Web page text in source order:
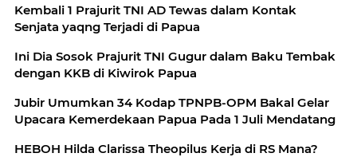
Kembali 1 Prajurit TNI AD Tewas dalam Kontak
Senjata yaqng Terjadi di Papua
Ini Dia Sosok Prajurit TNI Gugur dalam Baku Tembak
dengan KKB di Kiwirok Papua
Jubir Umumkan 34 Kodap TPNPB-OPM Bakal Gelar
Upacara Kemerdekaan Papua Pada 1 Juli Mendatang
HEBOH Hilda Clarissa Theopilus Kerja di RS Mana?